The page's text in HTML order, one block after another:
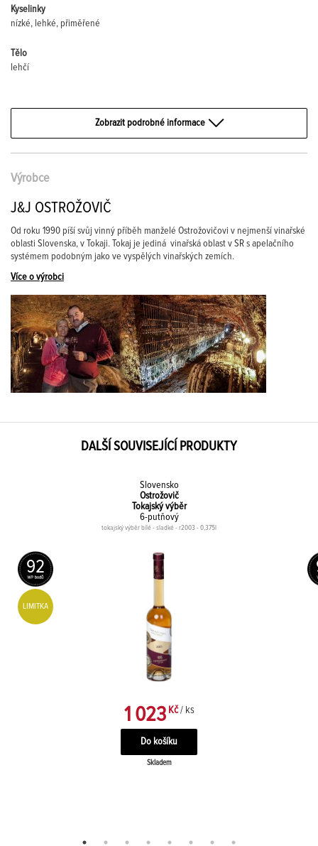
Kyselinky
nízké, lehké, přiměřené
Tělo
lehčí
Zobrazit podrobné informace
Výrobce
J&J OSTROŽOVIČ
Od roku 1990 píší svůj vinný příběh manželé Ostrožovičovi v nejmenší vinařské
oblasti Slovenska, v Tokaji. Tokaj je jediná vinařská oblast v SR s apelačního
systémem podobným jako ve vyspělých vinařských zemích.
Více o výrobci
DALŠÍ SOUVISEJÍCÍ PRODUKTY
Slovensko
Ostrožovič
Tokajský výběr
6-putňový
tokajský výběr bílé - sladké - r2003 - 0,375l
92
LIMITKA
1 023Kč / ks
Skladem